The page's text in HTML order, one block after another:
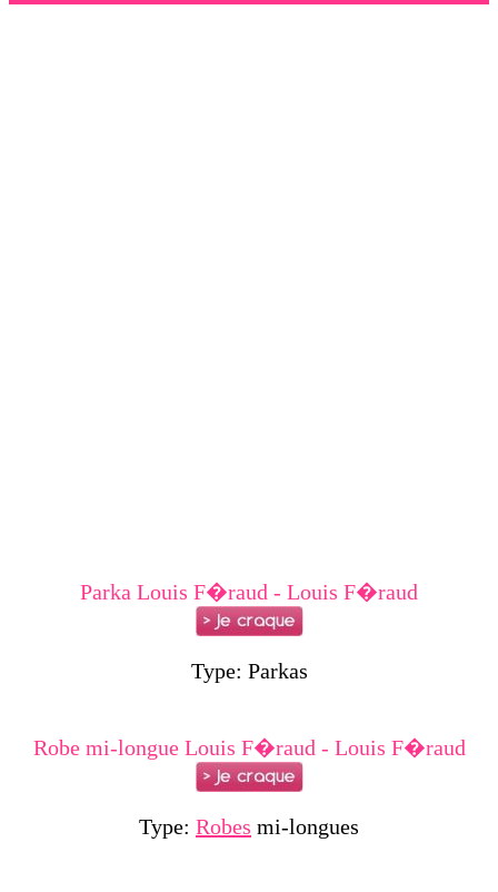
Parka Louis F�raud - Louis F�raud
Type: Parkas
Robe mi-longue Louis F�raud - Louis F�raud
Type: Robes mi-longues